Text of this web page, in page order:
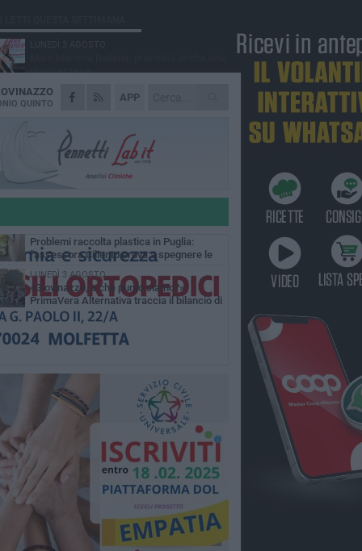
APP
QUINTO
giovinazzese
MARTEDÌ 4 AGOSTO
Liquidi oleosi sul litorale di Giovinazzo,
VENERDÌ 7 AGOSTO
A Giovinazzo c'è il Concerto all'Alba
GIOVEDÌ 6 AGOSTO
Lavori sul litorale, gli aggiornamenti del
MERCOLEDÌ 5 AGOSTO
Problemi raccolta plastica in Puglia:
l'assessora Ciliento prova a spegnere le
LUNEDÌ 3 AGOSTO
«Giovinazzo, a che punto siamo?»:
PrimaVera Alternativa traccia il bilancio di
di Sollecito